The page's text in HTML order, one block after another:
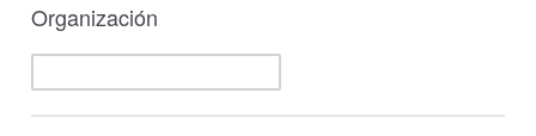
Organización